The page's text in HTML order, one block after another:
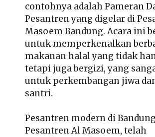
contohnya adalah Pameran
Pesantren yang digelar di
Masoem Bandung.Acara ini
untuk memperkenalkan
makanan halal yang tidak
tetapi juga bergizi, yang
untuk perkembangan jiwa
santri.
Pesantren modern di Bandung
Pesantren Al Masoem, telah